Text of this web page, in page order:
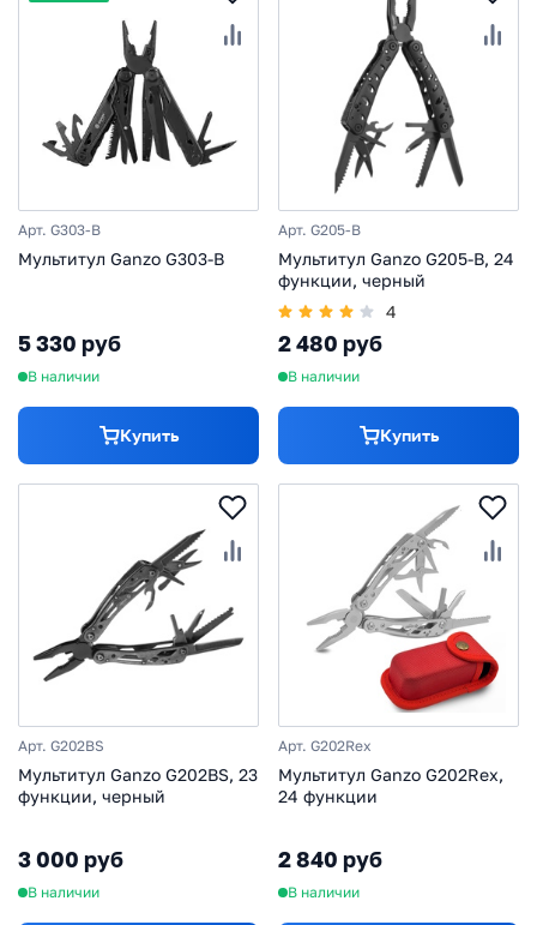
Арт. G303-B
Мультитул Ganzo G303-B
5 330 руб
В наличии
Купить
Арт. G205-B
Мультитул Ganzo G205-B, 24
функции, черный
4
2 480 руб
В наличии
Купить
Арт. G202BS
Мультитул Ganzo G202BS, 23
функции, черный
3 000 руб
В наличии
Арт. G202Rex
Мультитул Ganzo G202Rex,
24 функции
2 840 руб
В наличии